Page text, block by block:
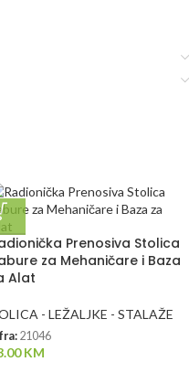
Prenosiva Stolica
za Mehaničare i Baza
Alat
- LEŽALJKE - STALAŽE
21046
KM